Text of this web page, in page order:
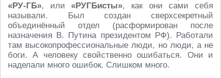
«РУ-ГБ», или«РУГБисты», как они сами себя
называли. Был создан сверхсекретный
объединённый отдел (расформирован после
назначения В. Путина президентом РФ). Работали
там высокопрофессиональные люди, но люди, а не
боги. А человеку свойственно ошибаться. Они и
наделали много ошибок. Слишком много.